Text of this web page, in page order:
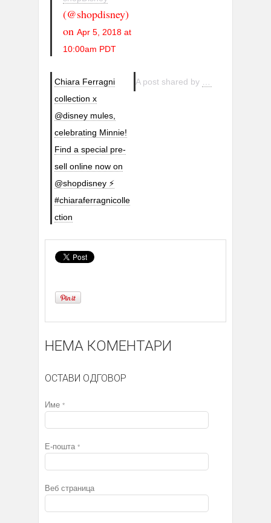
(@shopdisney)
on Apr 5, 2018 at
10:00am PDT
Chiara Ferragni
collection x
@disney mules,
celebrating Minnie!
Find a special pre-
sell online now on
@shopdisney ⚡️
#chiaraferragnicolle
ction
НЕМА КОМЕНТАРИ
ОСТАВИ ОДГОВОР
Име *
Е-пошта *
Веб страница